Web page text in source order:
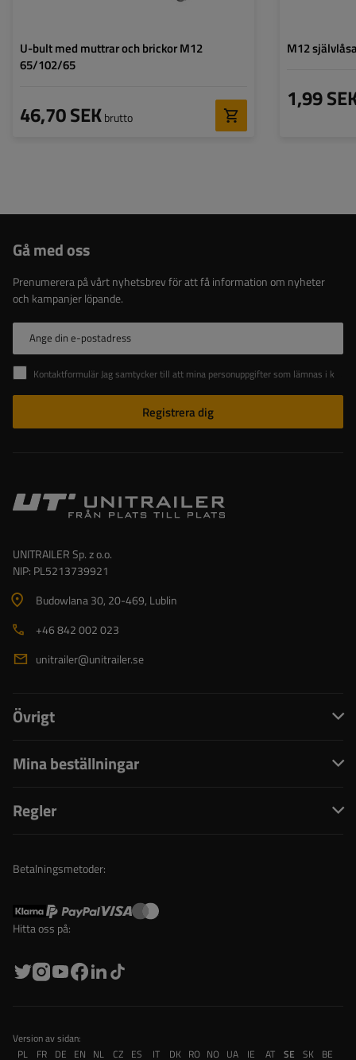
U-bult med muttrar och brickor M12
65/102/65
46,70 SEKbrutto
M12
1,99
Gå med oss
Prenumerera på vårt nyhetsbrev för att få information om nyheter
och kampanjer löpande.
Ange din e-postadress
Kontaktformulär Jag samtycker till att mina personuppgifter som lämnas i kontaktformuläret behandlas i enlighet med Europaparlamentets och rådets förordning (EU).
Registrera dig
UNITRAILER Sp. z o.o.
NIP: PL5213739921
Budowlana 30, 20-469, Lublin
+46 842 002 023
unitrailer@unitrailer.se
Övrigt
Mina beställningar
Regler
Betalningsmetoder:
Hitta oss på:
Version av sidan:
PL
FR DE EN NL CZ ES IT DK RO NO UA IE AT SE SK BE